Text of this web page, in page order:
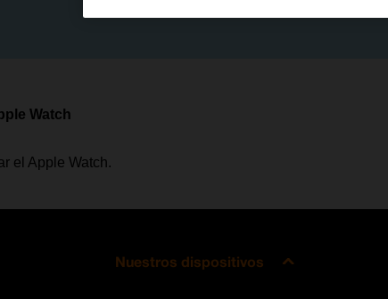
Watch
el Apple Watch.
Nuestros dispositivos